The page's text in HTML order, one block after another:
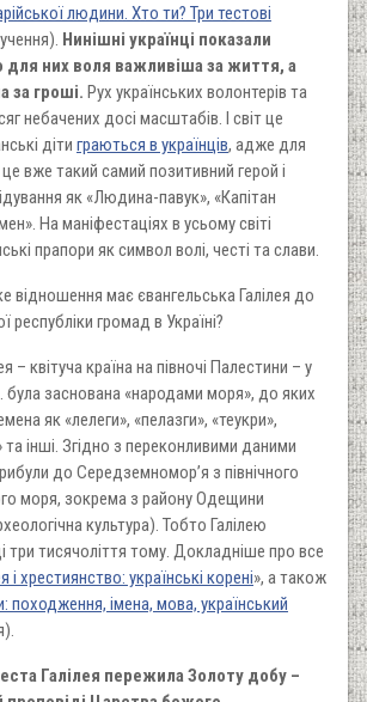
людини. Хто ти? Три тестові
Нинішні українці показали
для них воля важливіша за життя, а
за гроші. Рух українських волонтерів та
небачених досі масштабів. І світ це
діти граються в українців, адже для
вже такий самий позитивний герой і
як «Людина-павук», «Капітан
На маніфестаціях в усьому світі
прапори як символ волі, честі та слави.
відношення має євангельська Галілея до
республіки громад в Україні?
– квітуча країна на півночі Палестини – у
була заснована «народами моря», до яких
як «лелеги», «пелазги», «теукри»,
та інші. Згідно з переконливими даними
до Середземномор’я з північного
моря, зокрема з району Одещини
культура). Тобто Галілею
три тисячоліття тому. Докладніше про все
і хрестиянство: українські корені», а також
походження, імена, мова, український
Галілея пережила Золоту добу –